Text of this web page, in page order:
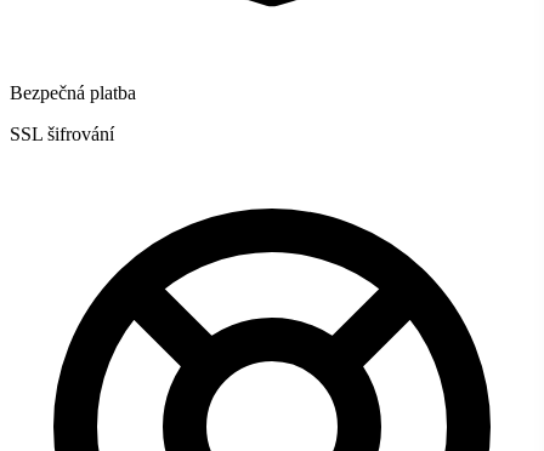
Bezpečná platba
SSL šifrování